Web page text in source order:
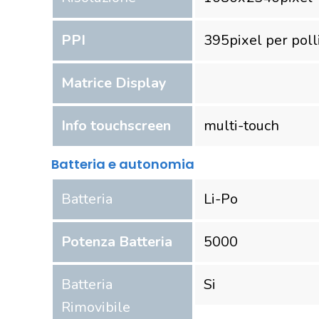
PPI 395pixel per
Matrice Display
Info touchscreen multi-touch
Batteria e autonomia
Batteria Li-Po
Potenza Batteria 5000
Batteria
Rimovibile
Si